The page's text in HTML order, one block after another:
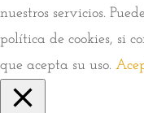
nuestros servicios.
política de cookies, si
que acepta su uso.